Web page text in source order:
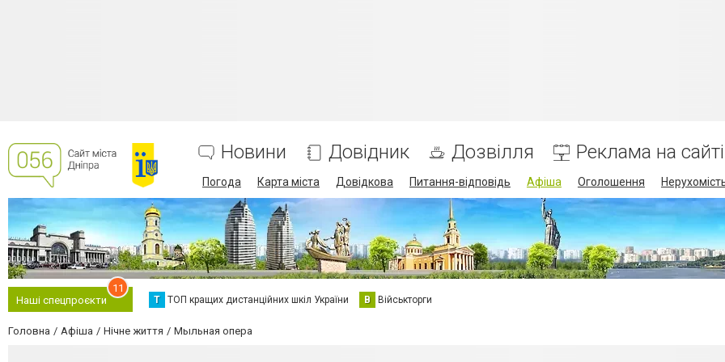
Новини Довідник Дозвілля Реклама на сайті
Погода Карта міста Довідкова Питання-відповідь Афіша Оголошення
Наші спецпроєкти
11
Т ТОП кращих дистанційних шкіл України В Військторги
Головна Афіша Нічне життя Мыльная опера